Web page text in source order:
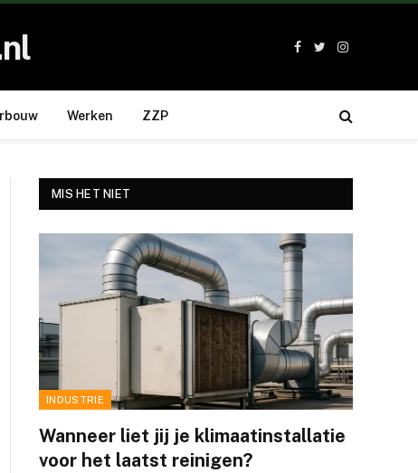
Facebook
TwitterInstagram
Werken ZZP
MIS HET NIET
INDUSTRIE
Wanneer liet jij je klimaatinstallatie
voor het laatst reinigen?